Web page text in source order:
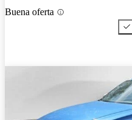
Buena oferta